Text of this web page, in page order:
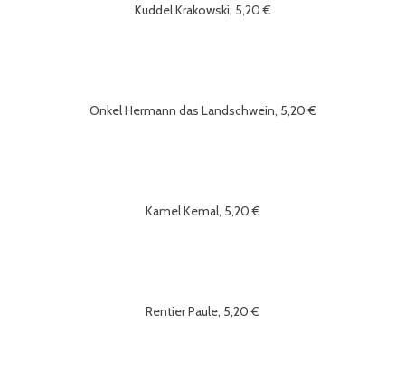
Kuddel Krakowski, 5,20 €
Onkel Hermann das Landschwein, 5,20 €
Kamel Kemal, 5,20 €
Rentier Paule, 5,20 €